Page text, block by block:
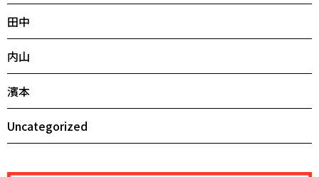
田中
内山
濱本
Uncategorized